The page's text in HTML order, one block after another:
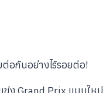
อกันอย่างไร้รอยต่อ!